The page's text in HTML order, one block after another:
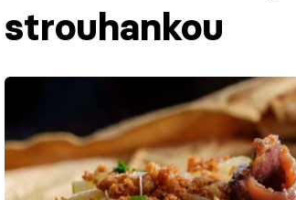
strouhankou